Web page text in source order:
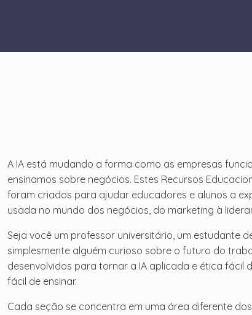
A IA está mudando a forma como as empresas
ensinamos sobre negócios. Estes Recursos
foram criados para ajudar educadores e alunos a
usada no mundo dos negócios, do marketing à
Seja você um professor universitário, um estudante
simplesmente alguém curioso sobre o futuro do
desenvolvidos para tornar a IA aplicada e ética fácil
fácil de ensinar.
Cada seção se concentra em uma área diferente